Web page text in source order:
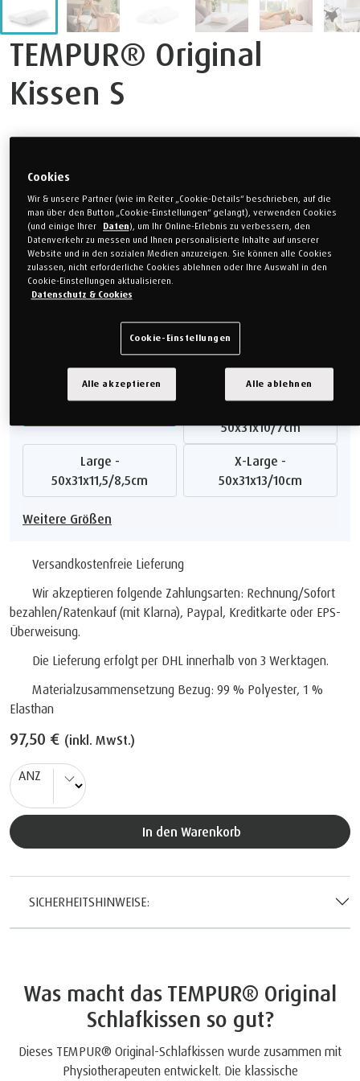
TEMPUR® Original
Kissen S
Mit seinem ergonomischen Design passt sich das Schlafkissen
an, um Nacken, Kopf und Schultern perfekt zu unterstützen.
Optimal für Seiten- und Rückenschläfer
Unterschiedliche Höhen für eine individuelle Lagerung
97,50 €(inkl. MwSt.)
Größe auswählen
50x31x10/7cm
Large -
50x31x11,5/8,5cm
X-Large -
50x31x13/10cm
Weitere Größen
Versandkostenfreie Lieferung
Wir akzeptieren folgende Zahlungsarten: Rechnung/Sofort
bezahlen/Ratenkauf (mit Klarna), Paypal, Kreditkarte oder EPS-
Überweisung.
Die Lieferung erfolgt per DHL innerhalb von 3 Werktagen.
Materialzusammensetzung Bezug: 99 % Polyester, 1 %
Elasthan
97,50 € (inkl. MwSt.)
ANZ
In den Warenkorb
SICHERHEITSHINWEISE:
Was macht das TEMPUR® Original
Schlafkissen so gut?
Dieses TEMPUR® Original-Schlafkissen wurde zusammen mit
Physiotherapeuten entwickelt. Die klassische
Cookies
Wir & unsere Partner (wie im Reiter „Cookie-Details“ beschrieben, auf die
man über den Button „Cookie-Einstellungen“ gelangt), verwenden Cookies
(und einige Ihrer
Daten), um Ihr Online-Erlebnis zu verbessern, den
Datenverkehr zu messen und Ihnen personalisierte Inhalte auf unserer
Website und in den sozialen Medien anzuzeigen. Sie können alle Cookies
zulassen, nicht erforderliche Cookies ablehnen oder Ihre Auswahl in den
Cookie-Einstellungen aktualisieren.
Datenschutz & Cookies
Cookie-Einstellungen
Alle ablehnen
Alle akzeptieren